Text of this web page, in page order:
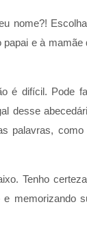
nome?!
e à mamãe
é difícil. Pode
desse
palavras, como
Tenho
memorizando